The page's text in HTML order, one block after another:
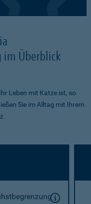
im Überblick
Leben mit Katze ist, so
Sie im Alltag mit Ihrem